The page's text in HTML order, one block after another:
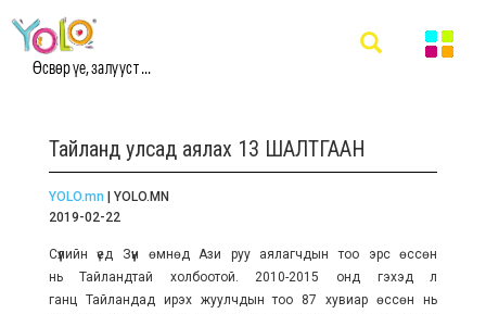
Өсвөр үе, залууст ...
Тайланд улсад аялах 13 ШАЛТГААН
YOLO.mn | YOLO.MN
2019-02-22
Сүүлийн үед Зүүн өмнөд Ази руу аялагчдын тоо эрс өссөн
нь Тайландтай холбоотой. 2010-2015 онд гэхэд л
ганц Тайландад ирэх жуулчдын тоо 87 хувиар өссөн нь